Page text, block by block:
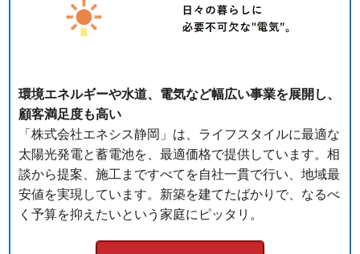
環境エネルギーや水道、電気など幅広い事業を展開し、
顧客満足度も高い
「株式会社エネシス静岡」は、ライフスタイルに最適な
太陽光発電と蓄電池を、最適価格で提供しています。相
談から提案、施工まですべてを自社一貫で行い、地域最
安値を実現しています。新築を建てたばかりで、なるべ
く予算を抑えたいという家庭にピッタリ。